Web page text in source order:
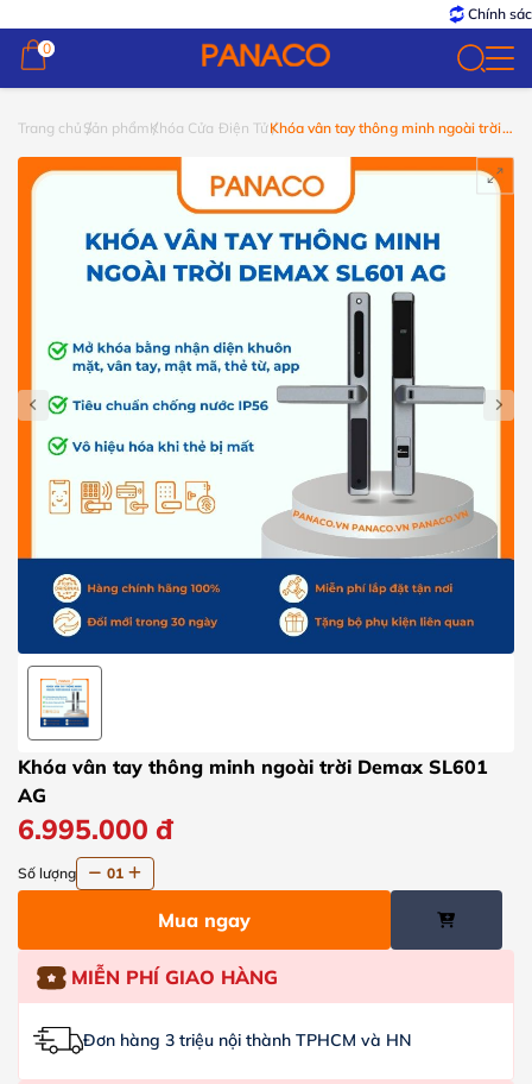
Chính sách
0
0
Trang chủ Sản phẩmKhóa Cửa Điện TửKhóa vân tay thông minh ngoài trời
Khóa vân tay thông minh ngoài trời Demax SL601
AG
6.995.000 đ
Số lượng 01
Mua ngay
MIỄN PHÍ GIAO HÀNG
Đơn hàng 3 triệu nội thành TPHCM và HN